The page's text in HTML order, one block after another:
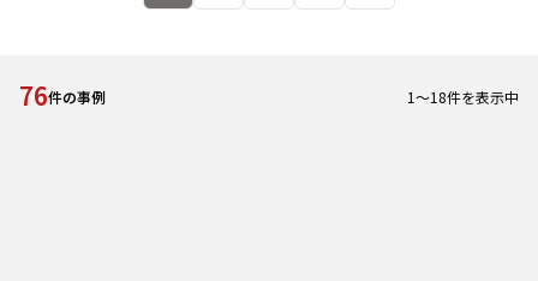
76件の事例 1～18件を表示中